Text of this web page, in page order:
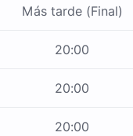
Más tarde (Final)
20:00
20:00
20:00